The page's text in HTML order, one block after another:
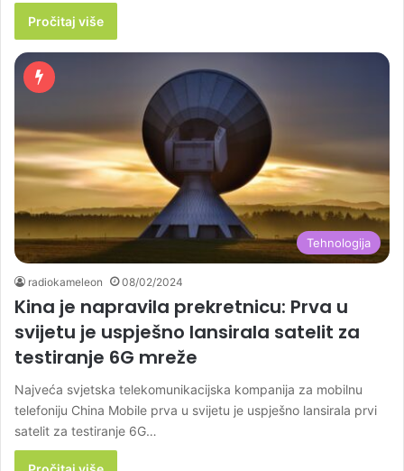
Pročitaj više
Tehnologija
radiokameleon 08/02/2024
Kina je napravila prekretnicu: Prva u
svijetu je uspješno lansirala satelit za
testiranje 6G mreže
Najveća svjetska telekomunikacijska kompanija za mobilnu
telefoniju China Mobile prva u svijetu je uspješno lansirala prvi
satelit za testiranje 6G…